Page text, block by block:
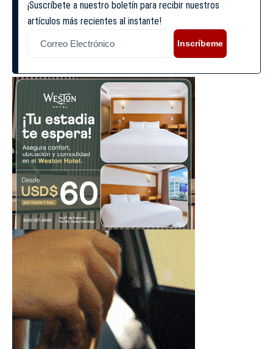
¡Suscríbete a nuestro boletín para recibir nuestros
artículos más recientes al instante!
Inscríbeme